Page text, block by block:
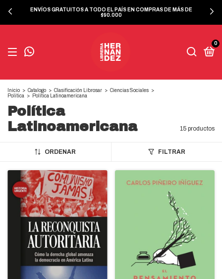
ENVÍOS GRATUITOS A TODO EL PAÍS EN COMPRAS DE MÁS DE
$90.000
0
Inicio > Catalogo > Clasificación Librosar > Ciencias Sociales >
Politica
> Política Latinoamericana
Política
Latinoamericana
15 productos
ORDENAR FILTRAR